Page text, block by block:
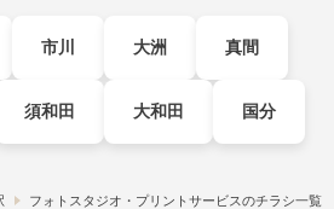
市川 大洲 真間
須和田 大和田 国分
フォトスタジオ・プリントサービスのチラシ一覧